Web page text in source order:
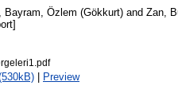
Bayram, Özlem (Gökkurt) and Zan,
| Preview